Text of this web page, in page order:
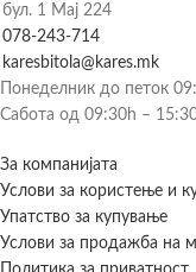
бул. 1 Мај 224
078-243-714
karesbitola@kares.mk
Понеделник до петок
Сабота од 09:30h –
За компанијата
Услови за користење и
Упатство за купување
Услови за продажба на